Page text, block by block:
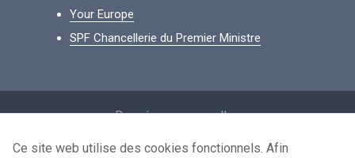
Your Europe
SPF Chancellerie du Premier Ministre
Données personnelles
Conditions de réutilisation
Ce site web utilise des cookies fonctionnels. Afin